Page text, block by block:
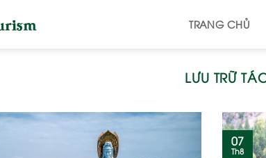
TRANG CHỦ
LƯU TRỮ
07
Th8